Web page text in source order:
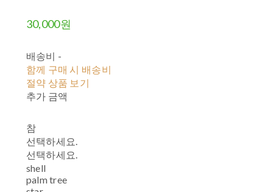
30,000원
배송비 -
함께 구매 시 배송비
절약 상품 보기
추가 금액
참
선택하세요.
선택하세요.
shell
palm tree